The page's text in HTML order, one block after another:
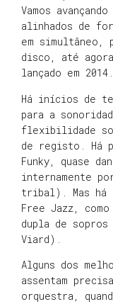
Vamos
alinhados de
em simultâneo,
disco, até
lançado em 2014.
Há inícios de
para a
flexibilidade
de registo. Há
Funky, quase
internamente
tribal). Mas há
Free Jazz,
dupla de
Viard).
Alguns dos
assentam
orquestra,